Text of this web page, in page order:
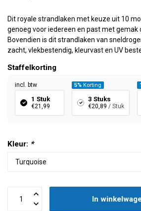
Dit royale strandlaken met keuze uit 10
genoeg voor iedereen en past met gemak
Bovendien is dit strandlaken van
zacht, vlekbestendig, kleurvast en UV
Staffelkorting
incl. btw
1 Stuk
€21,99
5% Korting
3 Stuks
€20,89 / Stuk
Kleur: *
In